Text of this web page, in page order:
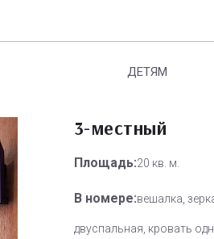
ДЕТЯМ
3-местный
Площадь:20 кв. м.
В номере:вешалка,
двуспальная, кровать